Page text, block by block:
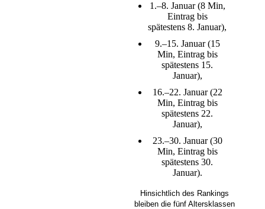
1.–8. Januar (8 Min,
Eintrag bis
spätestens 8. Januar),
9.–15. Januar (15
Min, Eintrag bis
spätestens 15.
Januar),
16.–22. Januar (22
Min, Eintrag bis
spätestens 22.
Januar),
23.–30. Januar (30
Min, Eintrag bis
spätestens 30.
Januar).
Hinsichtlich des Rankings
bleiben die fünf Altersklassen